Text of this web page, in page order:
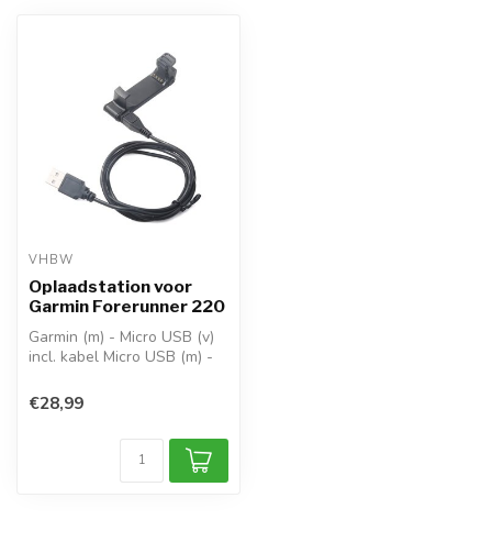
VHBW
Oplaadstation voor
Garmin Forerunner 220
Garmin (m) - Micro USB (v)
incl. kabel Micro USB (m) -
USB2.0
voor o.a...
€28,99